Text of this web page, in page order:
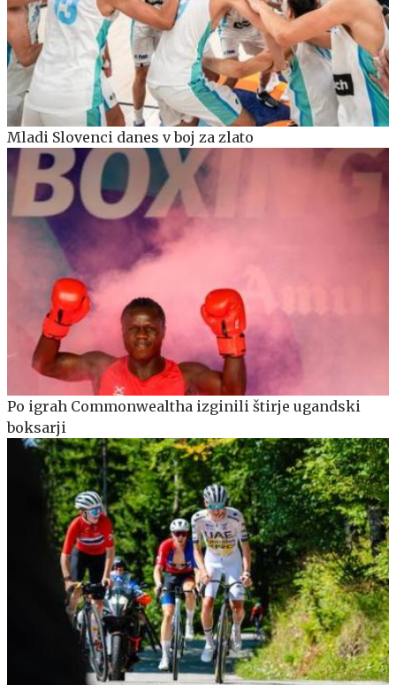
Mladi Slovenci danes v boj za zlato
Po igrah Commonwealtha izginili štirje ugandski
boksarji